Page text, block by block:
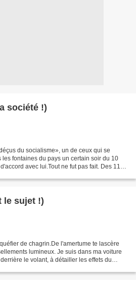
société !)
du socialisme», un de ceux qui se
fontaines du pays un certain soir du 10
avec lui.Tout ne fut pas fait. Des 110
le sujet !)
de chagrin.De l'amertume te lascère
lumineux. Je suis dans ma voiture
le volant, à détailler les effets du